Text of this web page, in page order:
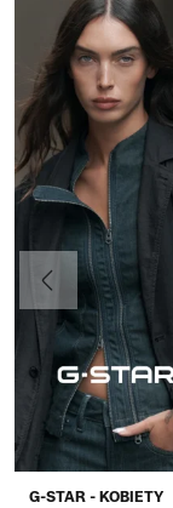
G-STAR - KOBIETY
Poprzedni